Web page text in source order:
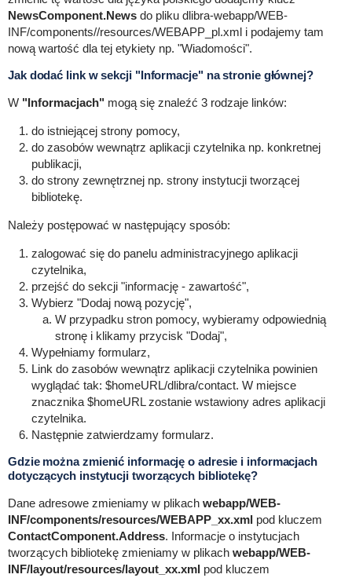
NewsComponent.News do pliku dlibra-webapp/WEB-
INF/components//resources/WEBAPP_pl.xml i podajemy tam
nową wartość dla tej etykiety np. "Wiadomości".
Jak dodać link w sekcji "Informacje" na stronie głównej?
W "Informacjach" mogą się znaleźć 3 rodzaje linków:
do istniejącej strony pomocy,
do zasobów wewnątrz aplikacji czytelnika np. konkretnej
publikacji,
do strony zewnętrznej np. strony instytucji tworzącej
bibliotekę.
Należy postępować w następujący sposób:
zalogować się do panelu administracyjnego aplikacji
czytelnika,
przejść do sekcji "informację - zawartość",
Wybierz "Dodaj nową pozycję",
W przypadku stron pomocy, wybieramy odpowiednią
stronę i klikamy przycisk "Dodaj",
Wypełniamy formularz,
Link do zasobów wewnątrz aplikacji czytelnika powinien
wyglądać tak: $homeURL/dlibra/contact. W miejsce
znacznika $homeURL zostanie wstawiony adres aplikacji
czytelnika.
Następnie zatwierdzamy formularz.
Gdzie można zmienić informację o adresie i informacjach
dotyczących instytucji tworzących bibliotekę?
Dane adresowe zmieniamy w plikach webapp/WEB-
INF/components/resources/WEBAPP_xx.xmlpod kluczem
ContactComponent.Address. Informacje o instytucjach
tworzących bibliotekę zmieniamy w plikach webapp/WEB-
INF/layout/resources/layout_xx.xmlpod kluczem